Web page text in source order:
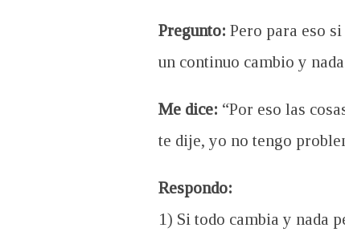
Pregunto: Pero para eso
un continuo cambio y
Me dice: “Por eso las
te dije, yo no tengo
Respondo:
1) Si todo cambia y nada